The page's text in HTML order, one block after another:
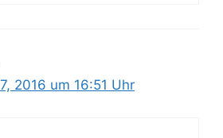
2016 um 16:51 Uhr